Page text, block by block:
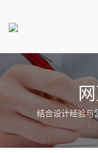
结合设计经验与